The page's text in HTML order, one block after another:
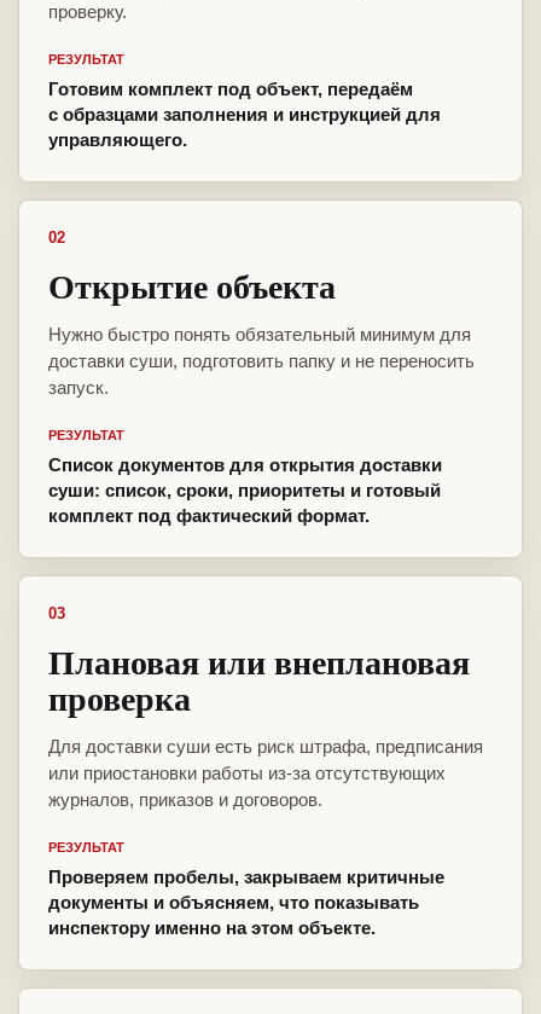
проверку.
РЕЗУЛЬТАТ
Готовим комплект под объект, передаём
с образцами заполнения и инструкцией для
управляющего.
02
Открытие объекта
Нужно быстро понять обязательный минимум для
доставки суши, подготовить папку и не переносить
запуск.
РЕЗУЛЬТАТ
Список документов для открытия доставки
суши: список, сроки, приоритеты и готовый
комплект под фактический формат.
03
Плановая или внеплановая
проверка
Для доставки суши есть риск штрафа, предписания
или приостановки работы из-за отсутствующих
журналов, приказов и договоров.
РЕЗУЛЬТАТ
Проверяем пробелы, закрываем критичные
документы и объясняем, что показывать
инспектору именно на этом объекте.